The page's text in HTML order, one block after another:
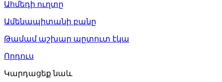
Ահմեդի ուղտը
Ամենապիտանի բանը
Թամամ աշխար պըտուտ էկա
Որդուս
Կարդացեք նաև